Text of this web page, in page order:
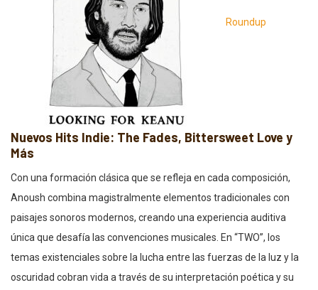
Roundup
Nuevos Hits Indie: The Fades, Bittersweet Love y
Más
Con una formación clásica que se refleja en cada composición,
Anoush combina magistralmente elementos tradicionales con
paisajes sonoros modernos, creando una experiencia auditiva
única que desafía las convenciones musicales. En “TWO”, los
temas existenciales sobre la lucha entre las fuerzas de la luz y la
oscuridad cobran vida a través de su interpretación poética y su